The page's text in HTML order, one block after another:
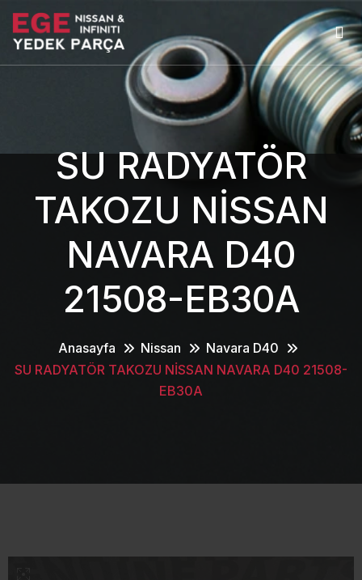
SU RADYATÖR
TAKOZU NİSSAN
NAVARA D40
21508-EB30A
Anasayfa Nissan
Navara D40
SU RADYATÖR TAKOZU NİSSAN NAVARA D40 21508-
EB30A